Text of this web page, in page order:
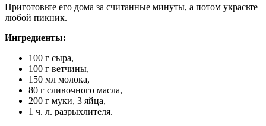
Приготовьте его дома за считанные минуты, а потом украсьте
любой пикник.
Ингредиенты:
100 г сыра,
100 г ветчины,
150 мл молока,
80 г сливочного масла,
200 г муки, 3 яйца,
1 ч. л. разрыхлителя.